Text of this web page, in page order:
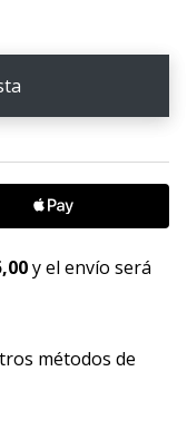
y el envío será
métodos de